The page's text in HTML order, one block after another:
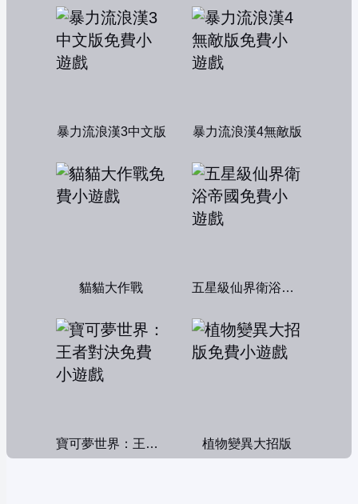
暴力流浪漢3中文版 暴力流浪漢4無敵版
貓貓大作戰 五星級仙界衛浴帝國
寶可夢世界：王者對決 植物變異大招版